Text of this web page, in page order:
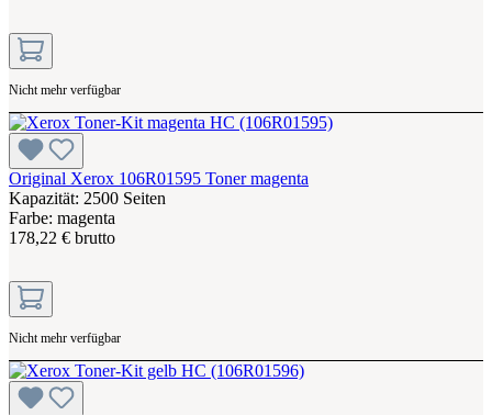
Nicht mehr verfügbar
Original Xerox 106R01595 Toner magenta
Kapazität: 2500 Seiten
Farbe: magenta
178,22 € brutto
Nicht mehr verfügbar